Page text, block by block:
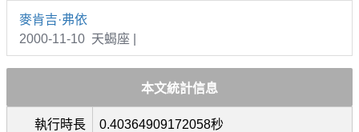
麥肯吉·弗依
2000-11-10 天蝎座 |
本文統計信息
執行時長 0.40364909172058秒